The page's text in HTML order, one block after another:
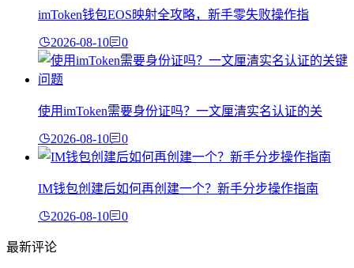
imToken钱包EOS映射全攻略，新手零失败操作指
2026-08-10 0
使用imToken需要身份证吗？一文厘清实名认证的关
2026-08-10 0
IM钱包创建后如何再创建一个？新手分步操作指南
2026-08-10 0
最新评论